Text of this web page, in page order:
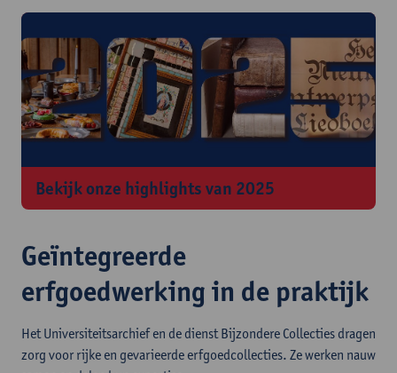
Bekijk onze highlights van 2025
Geïntegreerde
erfgoedwerking in de praktijk
Het Universiteitsarchief en de dienst Bijzondere Collecties dragen
zorg voor rijke en gevarieerde erfgoedcollecties. Ze werken nauw